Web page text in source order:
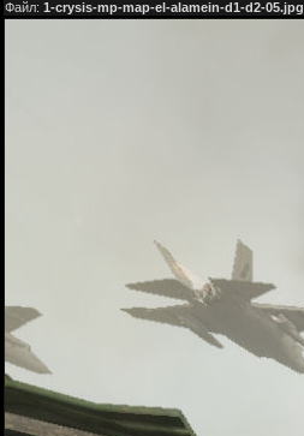
Файл: 1-crysis-mp-map-el-alamein-d1-d2-05.jpg